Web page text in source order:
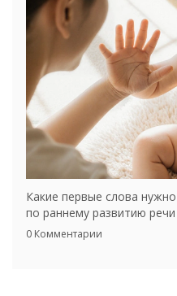
Какие первые слова
по раннему развитию речи
0 Комментарии